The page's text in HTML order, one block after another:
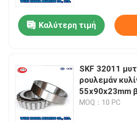
Καλύτερη τιμή
SKF 32011
ρουλεμάν
55x90x23mm
P6 P5 P4 P2
MOQ：10 PC